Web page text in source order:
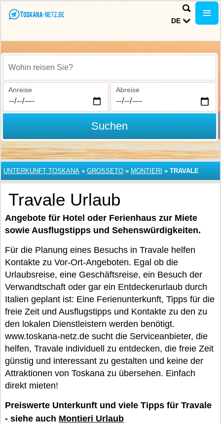
DE
Wohin reisen Sie?
Anreise Abreise
Suchen
UNTERKUNFT TOSKANA » GROSSETO » MONTIERI » TRAVALE
Travale Urlaub
Angebote für Hotel oder Ferienhaus zur Miete
sowie Ausflugstipps und Sehenswürdigkeiten.
Für die Planung eines Besuchs in Travale helfen
Kontakte zu Vor-Ort-Angeboten. Egal ob die
Urlaubsreise, eine Geschäftsreise, ein Besuch der
Verwandtschaft oder gar ein Entdeckerurlaub durch
Italien geplant ist: Eine Ferienunterkunft, Tipps für die
freie Zeit und Ausflugstipps und Kontakte zu den zu
den lokalen Dienstleistern werden benötigt.
www.toskana-netz.de sucht die Serviceanbieter, die
helfen, Travale individuell zu entdecken, die freie Zeit
günstig und interessant zu gestalten und keine der
Attraktionen von Toskana zu übersehen. Einfach
direkt mieten!
Preiswerte Unterkunft und viele Tipps für Travale
- siehe auch Montieri Urlaub